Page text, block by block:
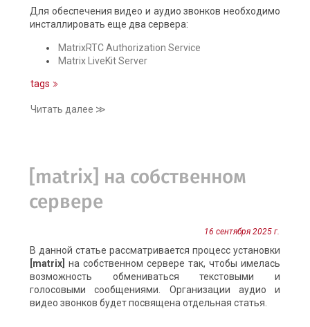
Для обеспечения видео и аудио звонков необходимо
инсталлировать еще два сервера:
MatrixRTC Authorization Service
Matrix LiveKit Server
tags
Читать далее ≫
[matrix] на собственном
сервере
16 сентября 2025 г.
В данной статье рассматривается процесс установки
[matrix] на собственном сервере так, чтобы имелась
возможность обмениваться текстовыми и
голосовыми сообщениями. Организации аудио и
видео звонков будет посвящена отдельная статья.